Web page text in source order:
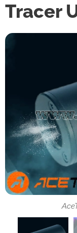
Tracer